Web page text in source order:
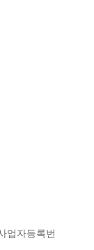
업자등록번